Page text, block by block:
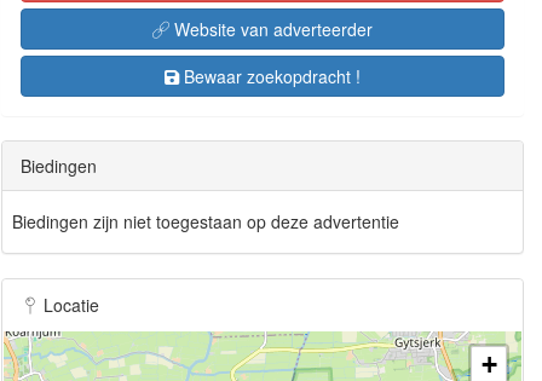
Website van adverteerder
Bewaar zoekopdracht !
Biedingen
Biedingen zijn niet toegestaan op deze advertentie
Locatie
+